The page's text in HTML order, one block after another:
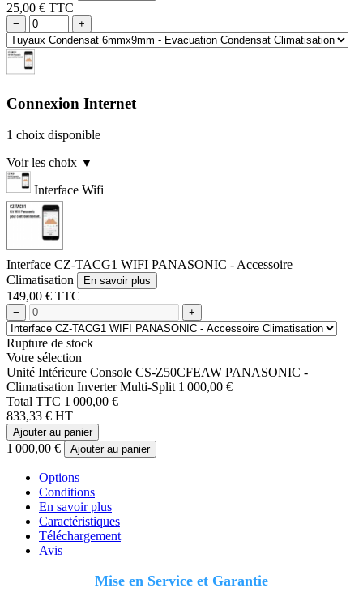
25,00 € TTC
− +
Connexion Internet
1 choix disponible
Voir les choix ▼
Interface Wifi
Interface CZ-TACG1 WIFI PANASONIC - Accessoire
Climatisation
En savoir plus
149,00 € TTC
− +
Rupture de stock
Votre sélection
Unité Intérieure Console CS-Z50CFEAW PANASONIC -
Climatisation Inverter Multi-Split 1 000,00 €
Total TTC 1 000,00 €
833,33 € HT
Ajouter au panier
1 000,00 € Ajouter au panier
Options
Conditions
En savoir plus
Caractéristiques
Téléchargement
Avis
Mise en Service et Garantie